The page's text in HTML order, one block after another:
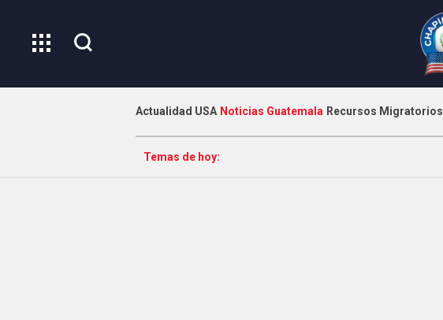
Actualidad USA Noticias Guatemala Recursos Migratorios
Temas de hoy: